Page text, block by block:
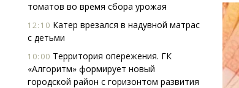
томатов во время сбора урожая
12:10 Катер врезался в надувной матрас
с детьми
10:00 Территория опережения. ГК
«Алгоритм» формирует новый
городской район с горизонтом развития